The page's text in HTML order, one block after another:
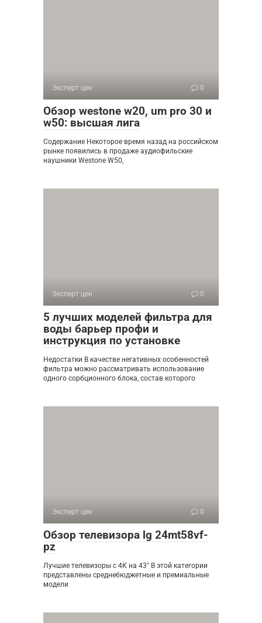
Эксперт цен 0
Обзор westone w20, um pro 30 и
w50: высшая лига
Содержание Некоторое время назад на российском
рынке появились в продаже аудиофильские
наушники Westone W50,
Эксперт цен 0
5 лучших моделей фильтра для
воды барьер профи и
инструкция по установке
Недостатки В качестве негативных особенностей
фильтра можно рассматривать использование
одного сорбционного блока, состав которого
Эксперт цен 0
Обзор телевизора lg 24mt58vf-
pz
Лучшие телевизоры с 4К на 43″ В этой категории
представлены среднебюджетные и премиальные
модели